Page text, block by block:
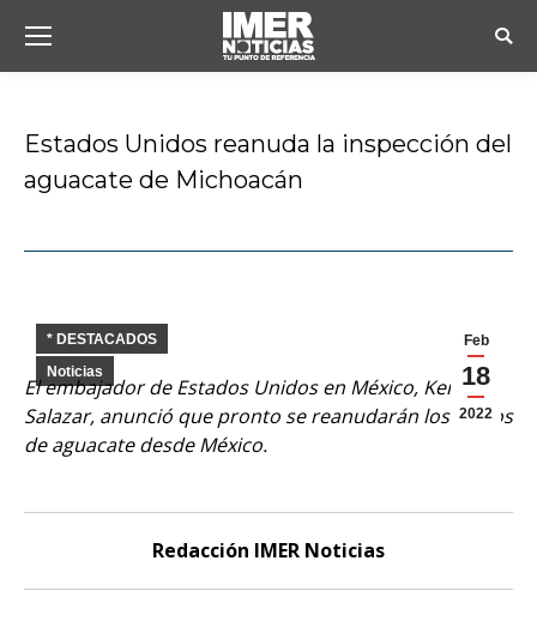
Estados Unidos reanuda la inspección del
aguacate de Michoacán
Feb
18
2022
* DESTACADOS
Noticias
El embajador de Estados Unidos en México, Ken
Salazar, anunció que pronto se reanudarán los envíos
de aguacate desde México.
Redacción IMER Noticias